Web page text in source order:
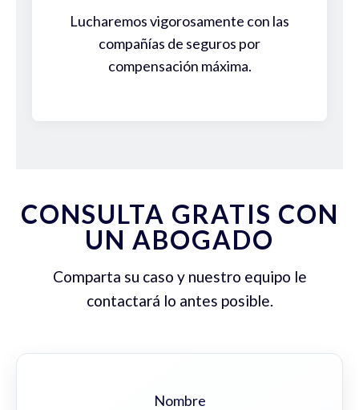
Lucharemos vigorosamente con las
compañías de seguros por
compensación máxima.
CONSULTA GRATIS CON
UN ABOGADO
Comparta su caso y nuestro equipo le
contactará lo antes posible.
Nombre